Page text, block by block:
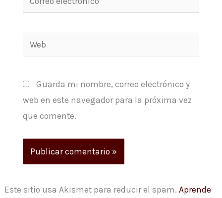
electrónico*
Web
Guarda mi nombre, correo electrónico y
web en este navegador para la próxima vez
que comente.
Este sitio usa Akismet para reducir el spam.Aprende